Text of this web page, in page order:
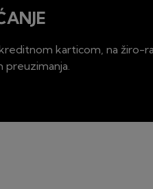
karticom, na žiro-
preuzimanja.